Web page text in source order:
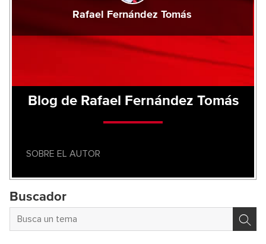
Rafael Fernández Tomás
Blog de Rafael Fernández Tomás
SOBRE EL AUTOR
Buscador